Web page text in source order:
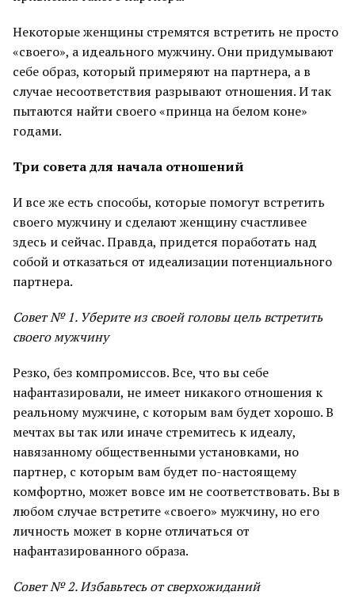
Некоторые женщины стремятся встретить не просто
«своего», а идеального мужчину. Они придумывают
себе образ, который примеряют на партнера, а в
случае несоответствия разрывают отношения. И так
пытаются найти своего «принца на белом коне»
годами.
Три совета для начала отношений
И все же есть способы, которые помогут встретить
своего мужчину и сделают женщину счастливее
здесь и сейчас. Правда, придется поработать над
собой и отказаться от идеализации потенциального
партнера.
Совет № 1. Уберите из своей головы цель встретить
своего мужчину
Резко, без компромиссов. Все, что вы себе
нафантазировали, не имеет никакого отношения к
реальному мужчине, с которым вам будет хорошо. В
мечтах вы так или иначе стремитесь к идеалу,
навязанному общественными установками, но
партнер, с которым вам будет по-настоящему
комфортно, может вовсе им не соответствовать. Вы в
любом случае встретите «своего» мужчину, но его
личность может в корне отличаться от
нафантазированного образа.
Совет № 2. Избавьтесь от сверхожиданий